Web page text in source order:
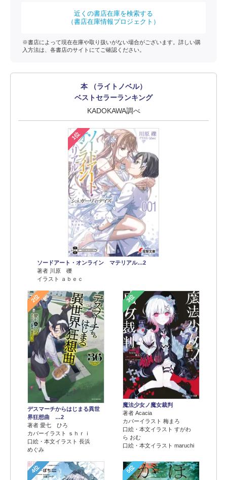
近くの書店在庫を検索する
（書店在庫情報プロジェクト）
※書店によって現在在庫や取り扱いがない場合がございます。詳しい購
入方法は、各書店のサイトにてご確認ください。
本 （ライトノベル）
ベストセラーランキング
KADOKAWA調べ
1位
ソードアート・オンライン マテリアル…2
著者 川原 礫
イラスト ａｂｅｃ
2位
デスマーチからはじまる異世
界狂想曲 …2
著者 愛七 ひろ
カバーイラスト ｓｈｒｉ
口絵・本文イラスト 長浜
めぐみ
3位
魔法少女ノ魔女裁判
著者 Acacia
カバーイラスト 梅まろ
口絵・本文イラスト すがわ
ら おむ
口絵・本文イラスト maruchi
4位 5位